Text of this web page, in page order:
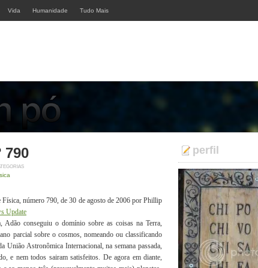
Vida Humanidade Tudo Mais
790
número 790, de 30 de agosto de 2006 por Phillip
Update
conseguiu o domínio sobre as coisas na Terra,
parcial sobre o cosmos, nomeando ou classificando
União Astronômica Internacional, na semana passada,
e nem todos sairam satisfeitos. De agora em diante,
perfil